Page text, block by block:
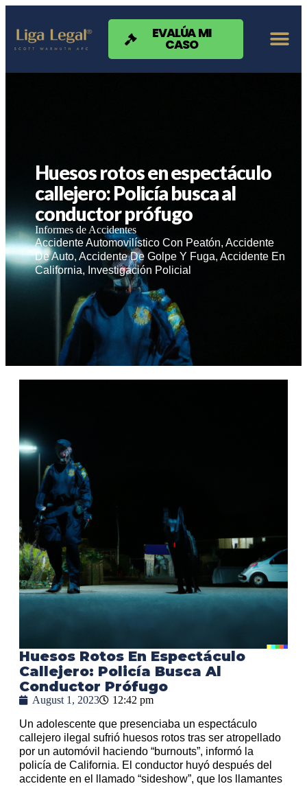
Nota:
sitio
web
EVALÚA MI
CASO
Huesos rotos en espectáculo
callejero: Policía busca al
conductor prófugo
Informes de Accidentes
Accidente Automovilístico Con Peatón,Accidente
De Auto,Accidente De Golpe Y Fuga,Accidente En
California, Investigación Policial
Huesos Rotos En Espectáculo
Callejero: Policía Busca Al
Conductor Prófugo
August 1, 2023 12:42 pm
Un adolescente que presenciaba un espectáculo
callejero ilegal sufrió huesos rotos tras ser atropellado
por un automóvil haciendo “burnouts”, informó la
policía de California. El conductor huyó después del
accidente en el llamado “sideshow”, que los llamantes